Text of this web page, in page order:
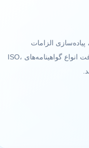
مشاوره، پیاده‌سازی الزامات
استانداردها و همراهی سازمان‌ها برای دریافت انواع گواهینامه‌های ISO،